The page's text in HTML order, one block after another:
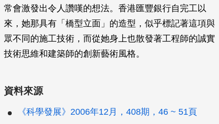
常會激發出令人讚嘆的想法。香港匯豐銀行自完工以
來，她那具有「橋型立面」的造型，似乎標記著這項與
眾不同的施工技術，而從她身上也散發著工程師的誠實
技術思維和建築師的創新藝術風格。
資料來源
《科學發展》2006年12月，408期，46 ~ 51頁